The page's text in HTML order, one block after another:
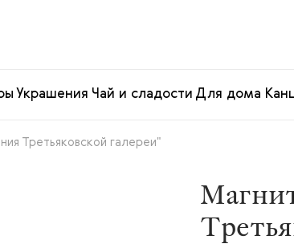
Украшения Чай и сладости Для дома
Третьяковской галереи"